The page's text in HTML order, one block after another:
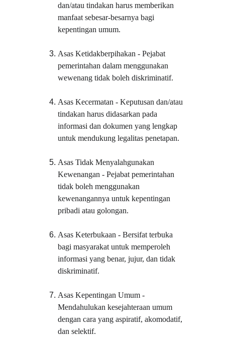
dan/atau tindakan harus memberikan
manfaat sebesar-besarnya bagi
kepentingan umum.
Asas Ketidakberpihakan - Pejabat
pemerintahan dalam menggunakan
wewenang tidak boleh diskriminatif.
Asas Kecermatan - Keputusan dan/atau
tindakan harus didasarkan pada
informasi dan dokumen yang lengkap
untuk mendukung legalitas penetapan.
Asas Tidak Menyalahgunakan
Kewenangan - Pejabat pemerintahan
tidak boleh menggunakan
kewenangannya untuk kepentingan
pribadi atau golongan.
Asas Keterbukaan - Bersifat terbuka
bagi masyarakat untuk memperoleh
informasi yang benar, jujur, dan tidak
diskriminatif.
Asas Kepentingan Umum -
Mendahulukan kesejahteraan umum
dengan cara yang aspiratif, akomodatif,
dan selektif.